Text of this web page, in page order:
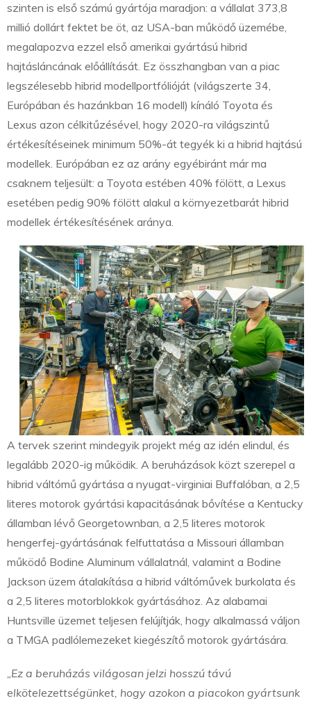
szinten is első számú gyártója maradjon: a vállalat 373,8
millió dollárt fektet be öt, az USA-ban működő üzemébe,
megalapozva ezzel első amerikai gyártású hibrid
hajtásláncának előállítását. Ez összhangban van a piac
legszélesebb hibrid modellportfólióját (világszerte 34,
Európában és hazánkban 16 modell) kínáló Toyota és
Lexus azon célkitűzésével, hogy 2020-ra világszintű
értékesítéseinek minimum 50%-át tegyék ki a hibrid hajtású
modellek. Európában ez az arány egyébiránt már ma
csaknem teljesült: a Toyota estében 40% fölött, a Lexus
esetében pedig 90% fölött alakul a környezetbarát hibrid
modellek értékesítésének aránya.
A tervek szerint mindegyik projekt még az idén elindul, és
legalább 2020-ig működik. A beruházások közt szerepel a
hibrid váltómű gyártása a nyugat-virginiai Buffalóban, a 2,5
literes motorok gyártási kapacitásának bővítése a Kentucky
államban lévő Georgetownban, a 2,5 literes motorok
hengerfej-gyártásának felfuttatása a Missouri államban
működő Bodine Aluminum vállalatnál, valamint a Bodine
Jackson üzem átalakítása a hibrid váltóművek burkolata és
a 2,5 literes motorblokkok gyártásához. Az alabamai
Huntsville üzemet teljesen felújítják, hogy alkalmassá váljon
a TMGA padlólemezeket kiegészítő motorok gyártására.
„Ez a beruházás világosan jelzi hosszú távú
elkötelezettségünket, hogy azokon a piacokon gyártsunk